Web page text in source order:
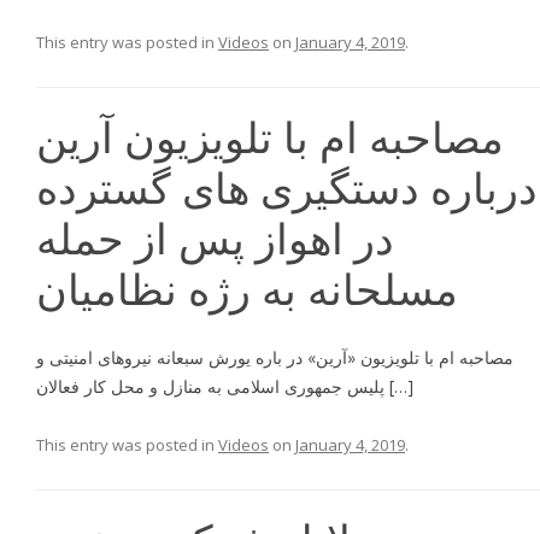
This entry was posted in Videos on January 4, 2019.
مصاحبه ام با تلویزیون آرین
درباره دستگیری های گسترده
در اهواز پس از حمله
مسلحانه به رژه نظامیان
مصاحبه ام با تلویزیون «آرین» در باره یورش سبعانه نیروهای امنیتی و
پلیس جمهوری اسلامی به منازل و محل کار فعالان […]
This entry was posted in Videos on January 4, 2019.